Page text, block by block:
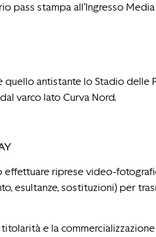
pass stampa all’Ingresso
antistante lo Stadio delle
varco lato Curva Nord.
effettuare riprese video-
esultanze, sostituzioni) per
e la